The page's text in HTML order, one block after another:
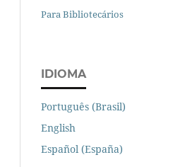
Para Bibliotecários
IDIOMA
Português (Brasil)
English
Español (España)